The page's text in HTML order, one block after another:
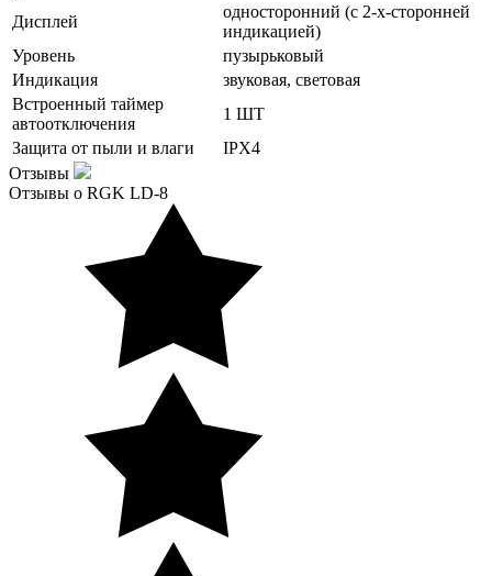
Дисплей
односторонний (с 2-х-сторонней
индикацией)
Уровень
пузырьковый
Индикация
звуковая, световая
Встроенный таймер
автоотключения
1 ШТ
Защита от пыли и влаги
IPX4
Отзывы
Отзывы о RGK LD-8